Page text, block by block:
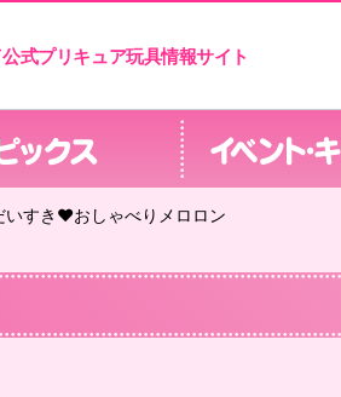
式プリキュア玩具情報サイト
いすき♥おしゃべりメロロン